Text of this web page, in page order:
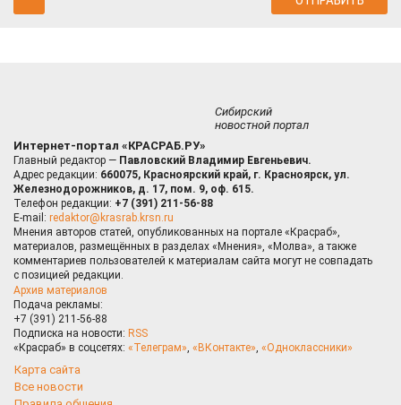
Сибирский
новостной портал
Интернет-портал «КРАСРАБ.РУ»
Главный редактор — Павловский Владимир Евгеньевич.
Адрес редакции: 660075, Красноярский край, г. Красноярск, ул.
Железнодорожников, д. 17, пом. 9, оф. 615.
Телефон редакции: +7 (391) 211-56-88
E-mail: redaktor@krasrab.krsn.ru
Мнения авторов статей, опубликованных на портале «Красраб»,
материалов, размещённых в разделах «Мнения», «Молва», а также
комментариев пользователей к материалам сайта могут не совпадать
с позицией редакции.
Архив материалов
Подача рекламы:
+7 (391) 211-56-88
Подписка на новости: RSS
«Красраб» в соцсетях: «Телеграм», «ВКонтакте», «Одноклассники»
Карта сайта
Все новости